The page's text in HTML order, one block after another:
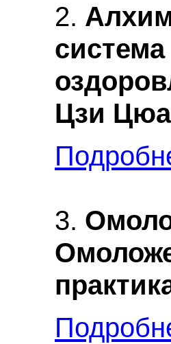
2.
система
Цзи
3.